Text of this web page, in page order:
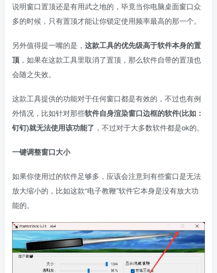
说明窗口置顶还是有用武之地的，毕竟当你电脑桌面窗口众
多的时候，只有置顶才能让你锁定使用频率最高的那一个。
另外值得提一嘴的是， 这款工具的优先级高于软件本身的置
顶 ，如果在这款工具里取消了置顶，那么软件自带的置顶也
会随之失效。
这款工具提供的功能对于任何窗口都是有效的，不过也有例
外情况，比如针对那些软件自身渲染窗口边框的软件(比如：
钉钉)就无法使用该功能了 ，不过对于大多数软件都是ok的。
一键调整窗口大小
如果你使用过的软件足够多，应该会注意到有些窗口是无法
放大缩小的，比如这款“电子教鞭”软件它本身是没有放大功
能的。